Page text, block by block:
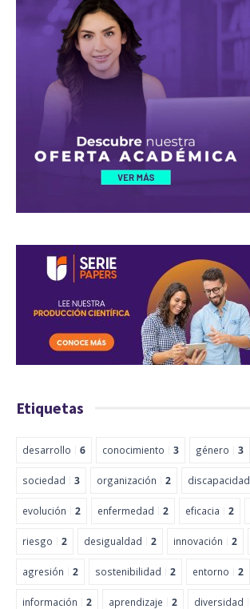
Etiquetas
desarrollo 6 conocimiento 3 género 3
sociedad 3 organización 2 discapacidad
evolución 2 enfermedad 2 eficacia 2
riesgo 2 desigualdad 2 innovación 2
agresión 2 sostenibilidad 2 entorno 2
información 2 aprendizaje 2 diversidad